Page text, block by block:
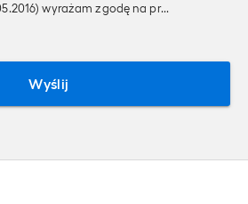
wyrażam zgodę na pr...
Wyślij